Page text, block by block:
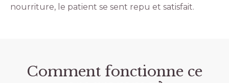
nourriture, le patient se sent repu et satisfait.
Comment fonctionne ce